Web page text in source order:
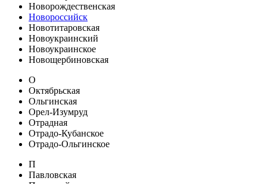
Новорождественская
Новороссийск
Новотитаровская
Новоукраинский
Новоукраинское
Новощербиновская
О
Октябрьская
Ольгинская
Орел-Изумруд
Отрадная
Отрадо-Кубанское
Отрадо-Ольгинское
П
Павловская